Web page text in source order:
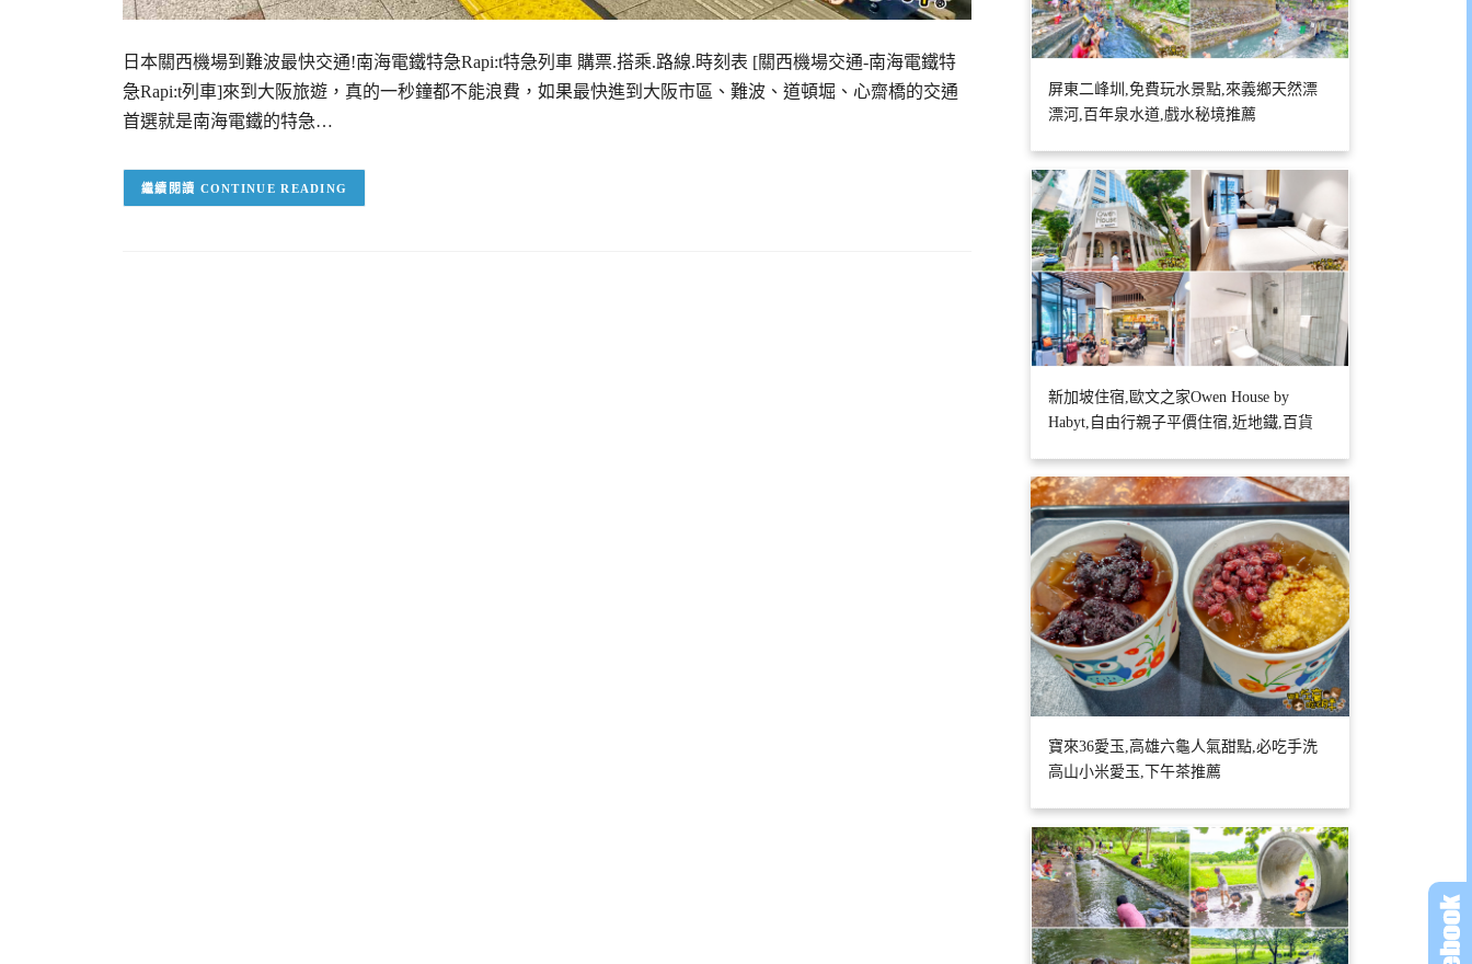
日本關西機場到難波最快交通!南海電鐵特急Rapi:t特急列車 購票.搭乘.路線.時刻表 [關西機場交通-南海電鐵特
急Rapi:t列車]來到大阪旅遊，真的一秒鐘都不能浪費，如果最快進到大阪市區、難波、道頓堀、心齋橋的交通
首選就是南海電鐵的特急…
CONTINUE READING
屏東二峰圳,免費玩水景點,來義鄉天然漂
漂河,百年泉水道,戲水秘境推薦
新加坡住宿,歐文之家Owen House by
Habyt,自由行親子平價住宿,近地鐵,百貨
寶來36愛玉,高雄六龜人氣甜點,必吃手洗
高山小米愛玉,下午茶推薦